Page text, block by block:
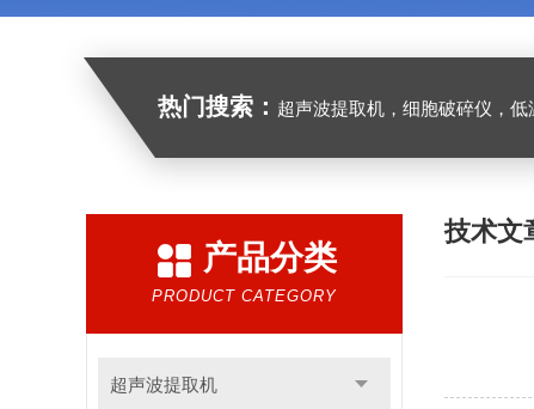
热门搜索： 超声波提取机，细胞破碎仪，
产品分类
PRODUCT CATEGORY
超声波提取机
技术文